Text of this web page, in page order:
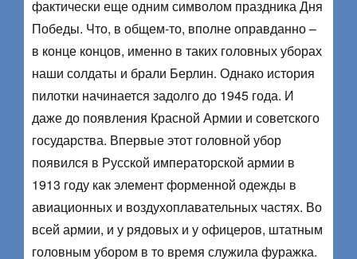
фактически еще одним символом праздника Дня
Победы. Что, в общем-то, вполне оправданно –
в конце концов, именно в таких головных уборах
наши солдаты и брали Берлин. Однако история
пилотки начинается задолго до 1945 года. И
даже до появления Красной Армии и советского
государства. Впервые этот головной убор
появился в Русской императорской армии в
1913 году как элемент форменной одежды в
авиационных и воздухоплавательных частях. Во
всей армии, и у рядовых и у офицеров, штатным
головным убором в то время служила фуражка.